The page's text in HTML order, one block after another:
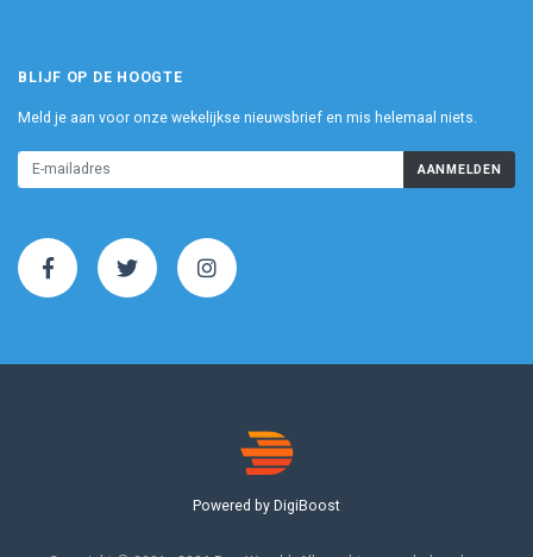
BLIJF OP DE HOOGTE
Meld je aan voor onze wekelijkse nieuwsbrief en mis helemaal niets.
AANMELDEN
Powered by DigiBoost